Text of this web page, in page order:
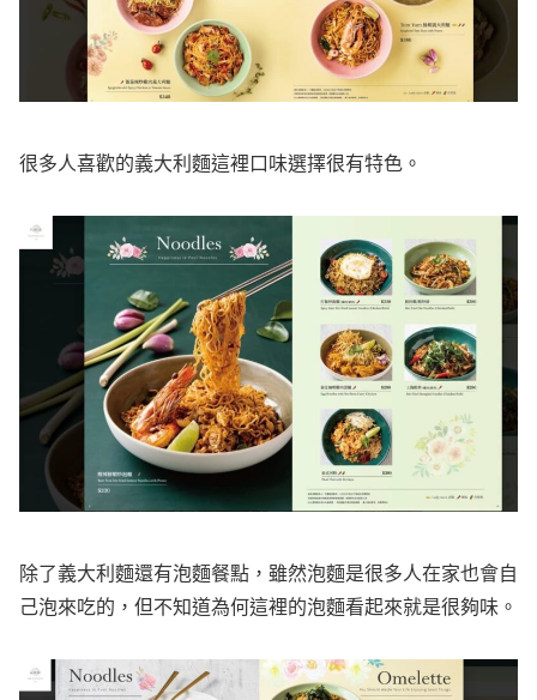
很多人喜歡的義大利麵這裡口味選擇很有特色。
除了義大利麵還有泡麵餐點，雖然泡麵是很多人在家也會自
己泡來吃的，但不知道為何這裡的泡麵看起來就是很夠味。